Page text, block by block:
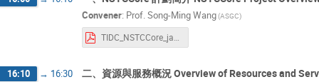
Convener: Prof. Song-Ming Wang(ASGC)
TIDC_NSTCCore_jan26 1.pdf
16:10 → 16:30 二、資源與服務概況 Overview of Resources and